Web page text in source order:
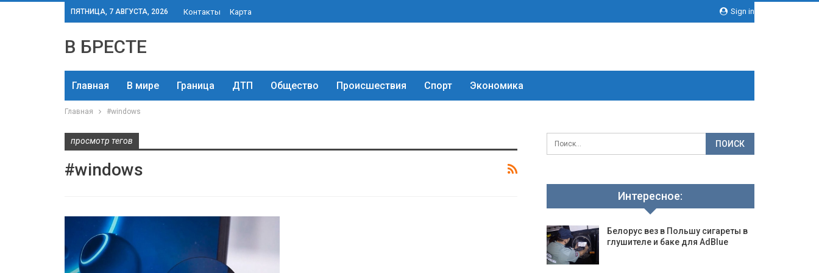
Sign in
ПЯТНИЦА, 7 АВГУСТА, 2026 Контакты Карта
В БРЕСТЕ
Главная В мире Граница ДТП Общество Происшествия Спорт Экономика
Главная #windows
просмотр тегов
#windows
Интересное:
Белорус вез в Польшу сигареты в
глушителе и баке для AdBlue